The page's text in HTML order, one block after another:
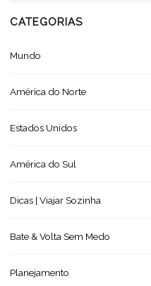
CATEGORIAS
Mundo
América do Norte
Estados Unidos
América do Sul
Dicas | Viajar Sozinha
Bate & Volta Sem Medo
Planejamento